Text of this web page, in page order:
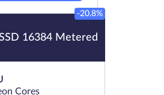
16384 Metered
-20.8%
Cores